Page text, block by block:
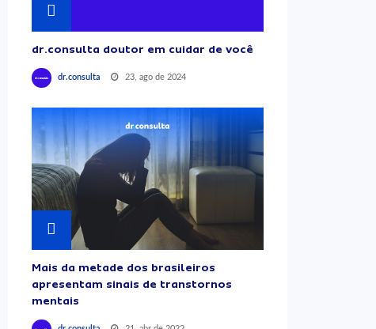
dr.consulta doutor em cuidar de você
dr.consulta 23, ago de 2024
Mais da metade dos brasileiros
apresentam sinais de transtornos
mentais